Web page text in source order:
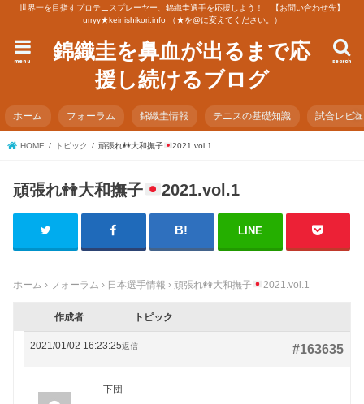
世界一を目指すプロテニスプレーヤー、錦織圭選手を応援しよう！ 【お問い合わせ先】
urryy★keinishikori.info （★を@に変えてください。）
錦織圭を鼻血が出るまで応
援し続けるブログ
search
menu
ホーム フォーラム 錦織圭情報 テニスの基礎知識 試合レビ
HOME トピック 頑張れ👭大和撫子 2021.vol.1
頑張れ👭大和撫子 2021.vol.1
LINE
ホーム › フォーラム › 日本選手情報 › 頑張れ👭大和撫子 2021.vol.1
作成者 トピック
2021/01/02 16:23:25 #163635
返信
下団